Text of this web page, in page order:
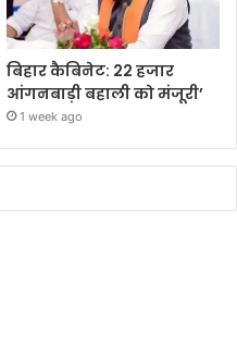
बिहार कैबिनेट: 22 हजार
आंगनबाड़ी बहाली को मंजूरी’
1 week ago